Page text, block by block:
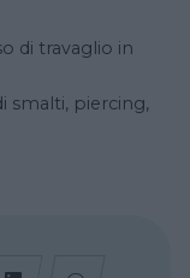
di travaglio in
smalti, piercing,